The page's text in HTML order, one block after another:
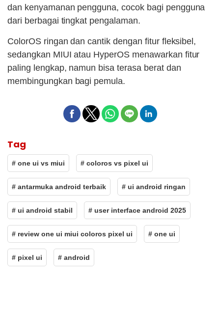
dan kenyamanan pengguna, cocok bagi pengguna
dari berbagai tingkat pengalaman.
ColorOS ringan dan cantik dengan fitur fleksibel,
sedangkan MIUI atau HyperOS menawarkan fitur
paling lengkap, namun bisa terasa berat dan
membingungkan bagi pemula.
Tag
# one ui vs miui # coloros vs pixel ui
# antarmuka android terbaik # ui android ringan
# ui android stabil # user interface android 2025
# review one ui miui coloros pixel ui # one ui
# pixel ui # android